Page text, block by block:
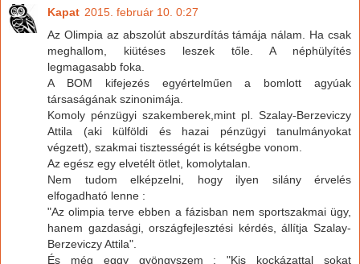
Kapat 2015. február 10. 0:27
Az Olimpia az abszolút abszurdítás támája nálam. Ha csak
meghallom, kiütéses leszek tőle. A néphülyítés
legmagasabb foka.
A BOM kifejezés egyértelműen a bomlott agyúak
társaságának szinonimája.
Komoly pénzügyi szakemberek,mint pl. Szalay-Berzeviczy
Attila (aki külföldi és hazai pénzügyi tanulmányokat
végzett), szakmai tisztességét is kétségbe vonom.
Az egész egy elvetélt ötlet, komolytalan.
Nem tudom elképzelni, hogy ilyen silány érvelés
elfogadható lenne :
"Az olimpia terve ebben a fázisban nem sportszakmai ügy,
hanem gazdasági, országfejlesztési kérdés, állítja Szalay-
Berzeviczy Attila".
És még eggy gyöngyszem : "Kis kockázattal sokat